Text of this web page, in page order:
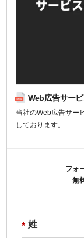
Web広告サー
当社のWeb広告サー
しております。
フォ
無
* 姓